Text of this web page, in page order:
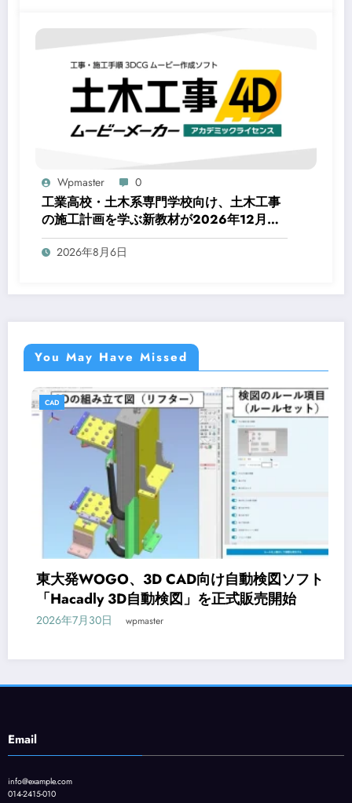
Wpmaster 0
工業高校・土木系専門学校向け、土木工事
の施工計画を学ぶ新教材が2026年12月に
登場
2026年8月6日
You May Have Missed
CAD
東大発WOGO、3D CAD向け自動検図ソフト
「Hacadly 3D自動検図」を正式販売開始
2026年7月30日 wpmaster
Email
info@example.com
014-2415-010